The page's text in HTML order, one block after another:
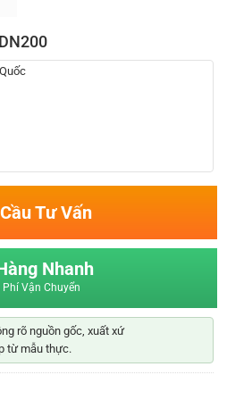
Tư Vấn
Nhanh
Phí Vận Chuyển
rõ nguồn gốc, xuất xứ
từ mẫu thực.